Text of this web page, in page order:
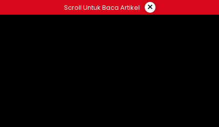
ke
Scroll Untuk Baca Artikel ×